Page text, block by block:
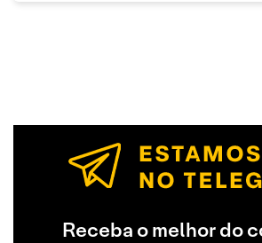
Receba o melhor do